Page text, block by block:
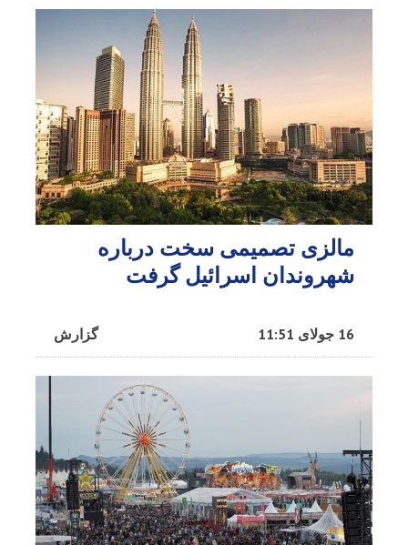
مالزی تصمیمی سخت درباره
شهروندان اسرائیل گرفت
گزارش 16 جولای 11:51